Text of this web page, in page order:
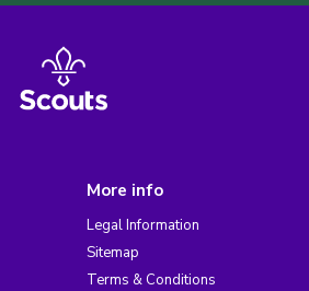
More info
Legal Information
Sitemap
Terms & Conditions